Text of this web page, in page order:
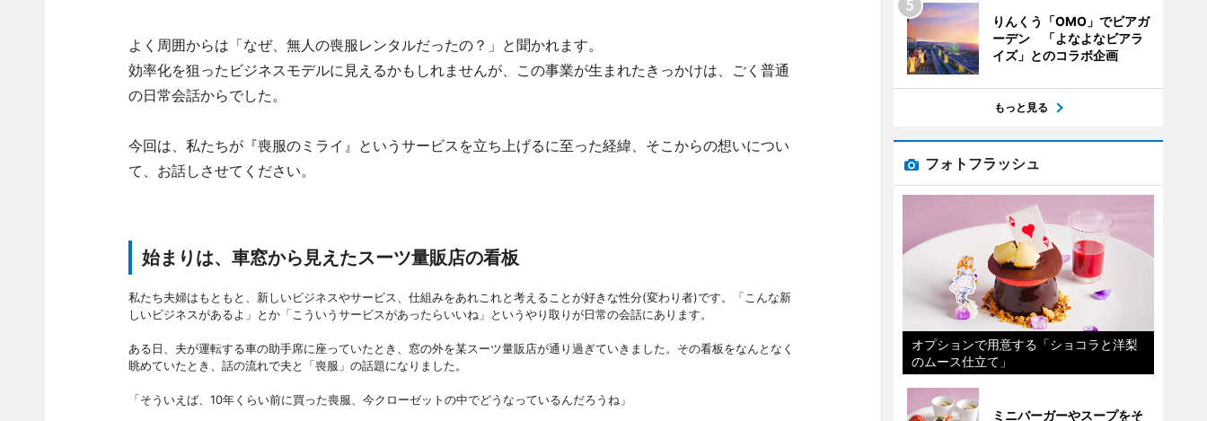
よく周囲からは「なぜ、無人の喪服レンタルだったの？」と聞かれます。
効率化を狙ったビジネスモデルに見えるかもしれませんが、この事業が生まれたきっかけは、ごく普通
の日常会話からでした。
今回は、私たちが『喪服のミライ』というサービスを立ち上げるに至った経緯、そこからの想いについ
て、お話しさせてください。
始まりは、車窓から見えたスーツ量販店の看板
私たち夫婦はもともと、新しいビジネスやサービス、仕組みをあれこれと考えることが好きな性分(変わり者)です。「こんな新
しいビジネスがあるよ」とか「こういうサービスがあったらいいね」というやり取りが日常の会話にあります。
ある日、夫が運転する車の助手席に座っていたとき、窓の外を某スーツ量販店が通り過ぎていきました。その看板をなんとなく
眺めていたとき、話の流れで夫と「喪服」の話題になりました。
「そういえば、10年くらい前に買った喪服、今クローゼットの中でどうなっているんだろうね」
りんくう「OMO」でビアガ
ーデン 「よなよなビアラ
イズ」とのコラボ企画
もっと見る
フォトフラッシュ
オプションで用意する「ショコラと洋梨
のムース仕立て」
ミニバーガーやスープをそ